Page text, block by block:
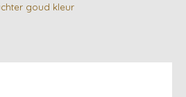
goud kleur